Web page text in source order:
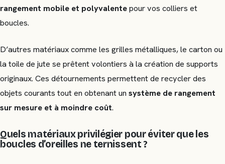
rangement mobile et polyvalentepour vos colliers et
boucles.
D’autres matériaux comme les grilles métalliques, le carton ou
la toile de jute se prêtent volontiers à la création de supports
originaux. Ces détournements permettent de recycler des
objets courants tout en obtenant un système de rangement
sur mesure et à moindre coût.
Quels matériaux privilégier pour éviter que les
boucles d’oreilles ne ternissent ?